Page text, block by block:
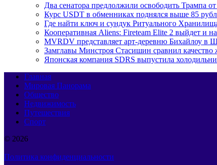
Два сенатора предлолжили освободить Трампа
Курс USDT в обменниках поднялся выше 85
Где найти ключ и сундук Ритуального
Кооперативная Aliens: Fireteam Elite 2 выйдет и
MVRDV представляет арт-деревню Бихайлоу в
Замглавы Минстроя Стасишин сравнил
Японская компания SDRS выпустила
Главная
Мировая Панорама
Общество
Недвижимость
Путешествия
Спорт
© 2026
Политика конфиденциальности